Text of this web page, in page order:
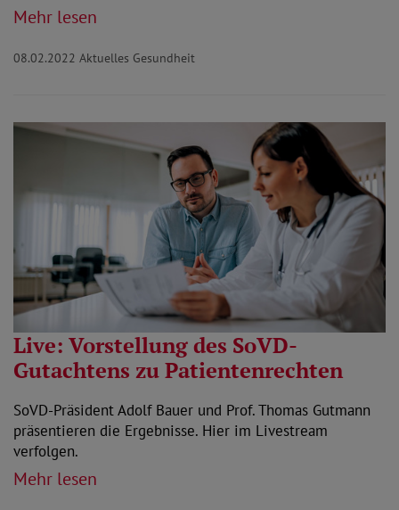
Mehr lesen
08.02.2022 Aktuelles Gesundheit
Live: Vorstellung des SoVD-
Gutachtens zu Patientenrechten
SoVD-Präsident Adolf Bauer und Prof. Thomas Gutmann
präsentieren die Ergebnisse. Hier im Livestream
verfolgen.
Mehr lesen